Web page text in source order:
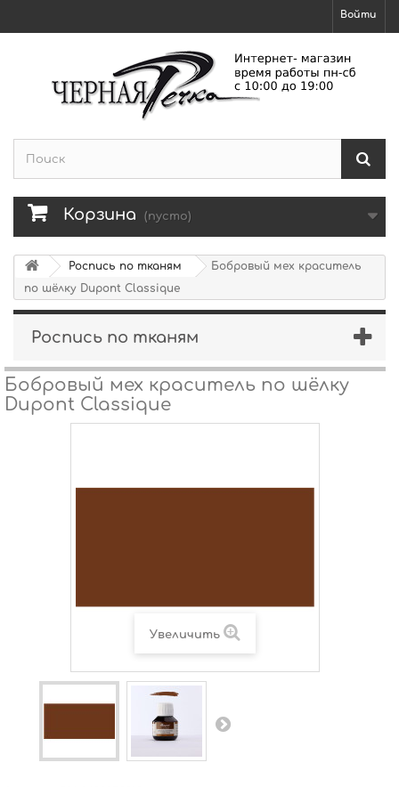
Войти
Корзина (пусто)
Роспись по тканям
Бобровый мех краситель
по шёлку Dupont Classique
Роспись по тканям
Бобровый мех краситель по шёлку
Dupont Classique
Увеличить